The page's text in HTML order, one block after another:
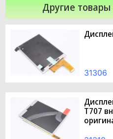
Другие товары
31306
T707